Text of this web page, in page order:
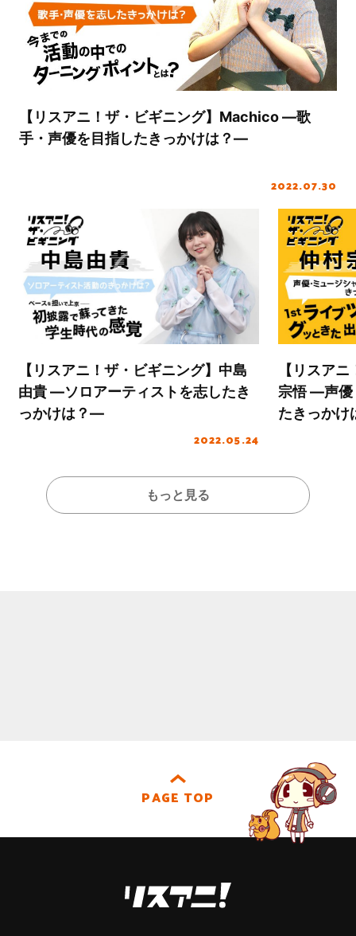
【リスアニ！ザ・ビギニング】Machico ―歌
手・声優を目指したきっかけは？―
2022.07.30
【リスアニ！ザ・ビギニング】仲村
宗悟 ―声優・ミュージシャンを志し
たきっかけは？―
2022.03.18
【リスア
夏織 ―歌手
―
もっと見る
PAGE TOP